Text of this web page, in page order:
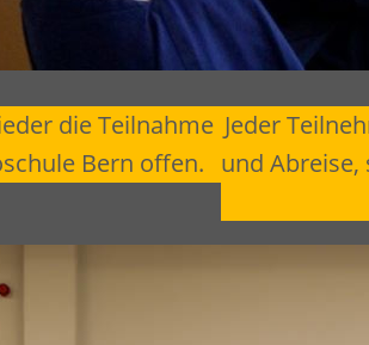
die Teilnahme
Bern offen.
Jeder
und